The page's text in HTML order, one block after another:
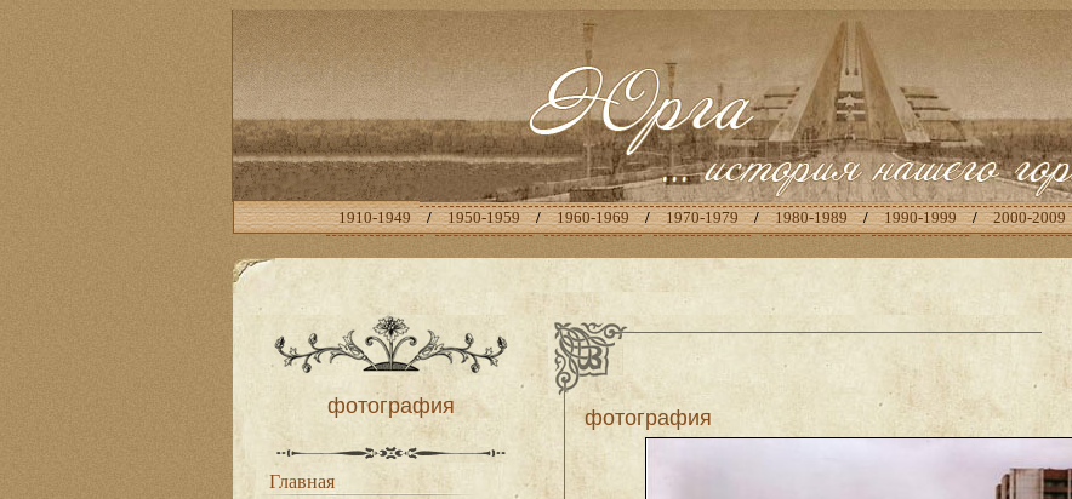
1910-1949 / 1950-1959 / 1960-1969 / 1970-1979 / 1980-1989 / 1990-1999 / 2000-2009
фотография
Главная
фотография